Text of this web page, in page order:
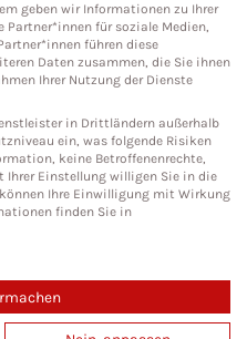
geben wir Informationen zu Ihrer
Partner*innen für soziale Medien,
führen diese
Daten zusammen, die Sie ihnen
Ihrer Nutzung der Dienste
in Drittländern außerhalb
ein, was folgende Risiken
keine Betroffenenrechte,
Einstellung willigen Sie in die
Ihre Einwilligung mit Wirkung
finden Sie in